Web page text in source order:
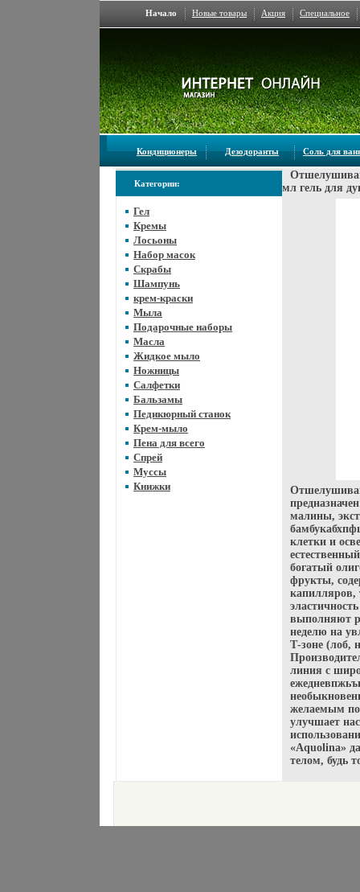
Начало Новые товары Акция Специальное
Кондиционеры Дезодоранты Соль для
Категории:
Гел
Кремы
Лосьоны
Набор масок
Скрабы
Шампунь
крем-краски
Мыла
Подарочные наборы
Масла
Жидкое мыло
Ножницы
Салфетки
Бальзамы
Педикюрный станок
Крем-мыло
Пена для всего
Спрей
Муссы
Книжки
мл гель для
малины,
клетки и
богатый
фрукты,
выполняют
неделю на
Т-зоне (лоб,
линия с
желаемым
улучшает
«Aquolina»
телом, будь